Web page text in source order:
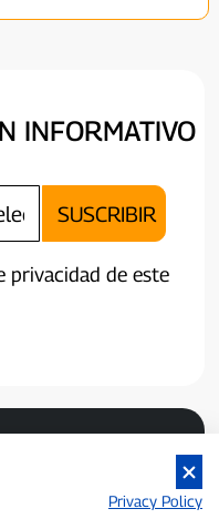
INFORMATIVO
privacidad de este
Privacy Policy